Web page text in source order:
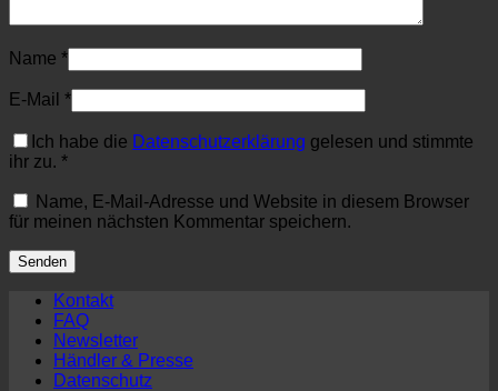
Name *
E-Mail *
Ich habe die Datenschutzerklärung gelesen und stimmte
ihr zu. *
Name, E-Mail-Adresse und Website in diesem Browser
für meinen nächsten Kommentar speichern.
Kontakt
FAQ
Newsletter
Händler & Presse
Datenschutz